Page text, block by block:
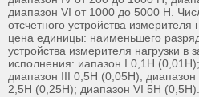
диапазон VI от 1000 до 5000 Н.
отсчетного устройства
цена единицы: наименьшего
устройства измерителя нагрузки в
исполнения: иапазон I 0,1Н
диапазон III 0,5Н (0,05Н);
2,5Н (0,25Н); диапазон VI 5Н